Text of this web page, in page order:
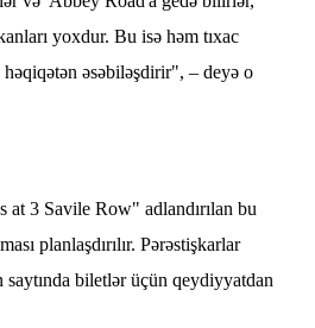
yoxdur. Bu isə həm tıxac
həqiqətən əsəbiləşdirir", – deyə o
at 3 Savile Row" adlandırılan bu
planlaşdırılır. Pərəstişkarlar
biletlər üçün qeydiyyatdan